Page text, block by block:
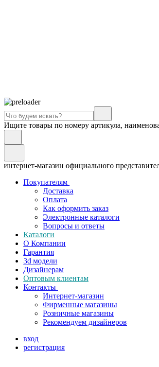
Ищите товары по номеру артикула,
интернет-магазин официального
Покупателям
Доставка
Оплата
Как оформить заказ
Электронные каталоги
Вопросы и ответы
Каталоги
О Компании
Гарантия
3d модели
Дизайнерам
Оптовым клиентам
Контакты
Интернет-магазин
Фирменные магазины
Розничные магазины
Рекомендуем дизайнеров
вход
регистрация